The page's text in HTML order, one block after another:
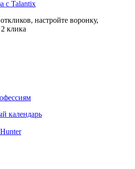
с Talantix
настройте воронку,
клика
календарь